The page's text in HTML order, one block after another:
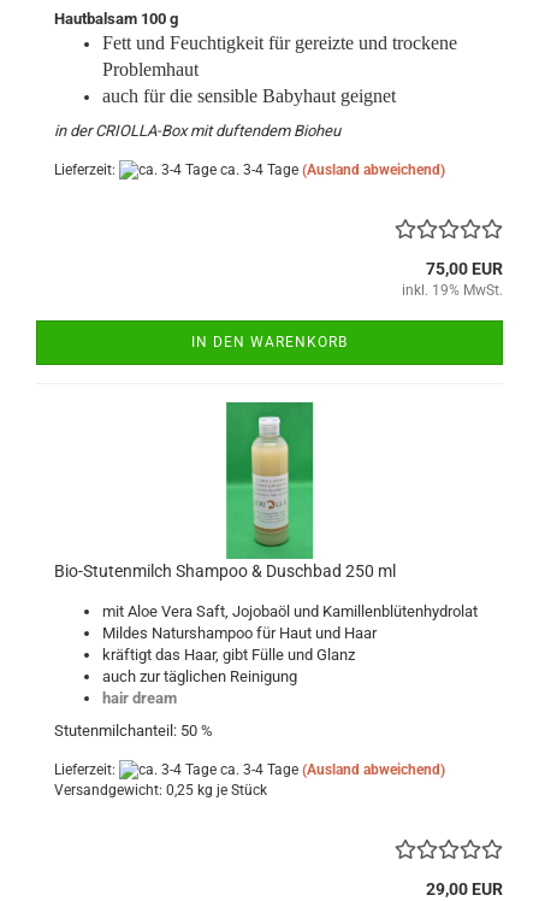
Hautbalsam 100 g
Fett und Feuchtigkeit für gereizte und trockene
Problemhaut
auch für die sensible Babyhaut geignet
in der CRIOLLA-Box mit duftendem Bioheu
Lieferzeit: ca. 3-4 Tage (Ausland abweichend)
75,00 EUR
inkl. 19% MwSt.
IN DEN WARENKORB
Bio-Stutenmilch Shampoo & Duschbad 250 ml
mit Aloe Vera Saft, Jojobaöl und Kamillenblütenhydrolat
Mildes Naturshampoo für Haut und Haar
kräftigt das Haar, gibt Fülle und Glanz
auch zur täglichen Reinigung
hair dream
Stutenmilchanteil: 50 %
Lieferzeit: ca. 3-4 Tage (Ausland abweichend)
Versandgewicht: 0,25 kg je Stück
29,00 EUR